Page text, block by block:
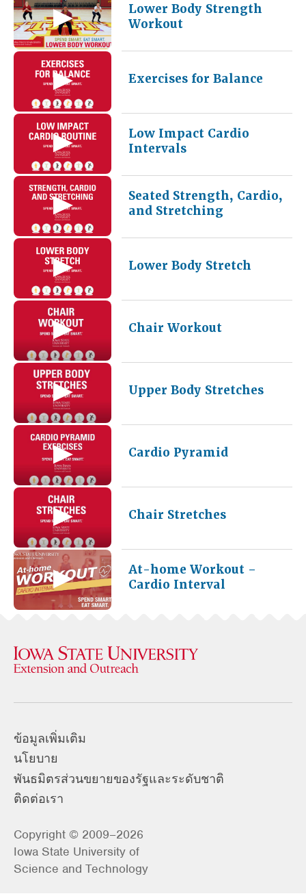
Lower Body Strength
Workout
Exercises for Balance
Low Impact Cardio
Intervals
Seated Strength, Cardio,
and Stretching
Lower Body Stretch
Chair Workout
Upper Body Stretches
Cardio Pyramid
Chair Stretches
At-home Workout –
Cardio Interval
ข้อมูลเพิ่มเติม
นโยบาย
พันธมิตรส่วนขยายของรัฐและระดับชาติ
ติดต่อเรา
Copyright © 2009–2026
Iowa State University of
Science and Technology